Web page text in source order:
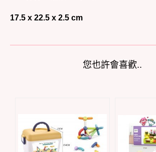
17.5 x 22.5 x 2.5 cm
您也許會喜歡..